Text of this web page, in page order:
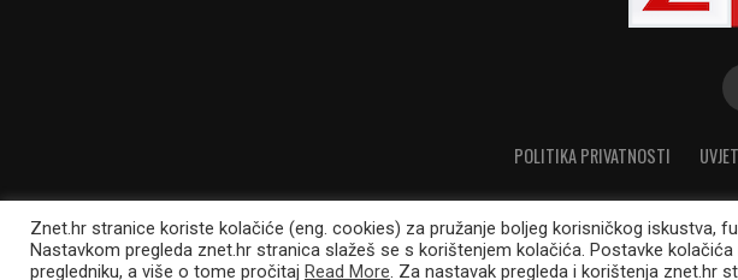
POLITIKA PRIVATNOSTI
© 2021. Modicus
Znet.hr stranice koriste kolačiće (eng. cookies) za pružanje boljeg korisničkog iskustva,
Nastavkom pregleda znet.hr stranica slažeš se s korištenjem kolačića. Postavke
pregledniku, a više o tome pročitaj Read More. Za nastavak pregleda i korištenja znet.hr